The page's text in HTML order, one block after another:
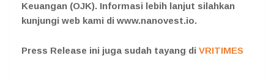
Keuangan (OJK). Informasi lebih lanjut silahkan
kunjungi web kami di www.nanovest.io.
Press Release ini juga sudah tayang di VRITIMES